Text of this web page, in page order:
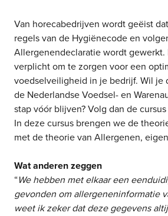
Van horecabedrijven wordt geëist
regels van de Hygiënecode en
Allergenendeclaratie wordt
verplicht om te zorgen voor een
voedselveiligheid in je bedrijf. Wil je
de Nederlandse Voedsel- en
stap vóór blijven? Volg dan de
In deze cursus brengen we de
met de theorie van Allergenen,
Wat anderen zeggen
“We hebben met elkaar een
gevonden om allergeneninformatie
weet ik zeker dat deze gegevens